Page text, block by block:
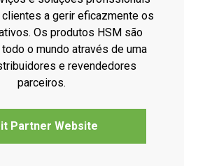
clientes a gerir eficazmente os
Os produtos HSM são
o mundo através de uma
e revendedores
parceiros.
Partner Website